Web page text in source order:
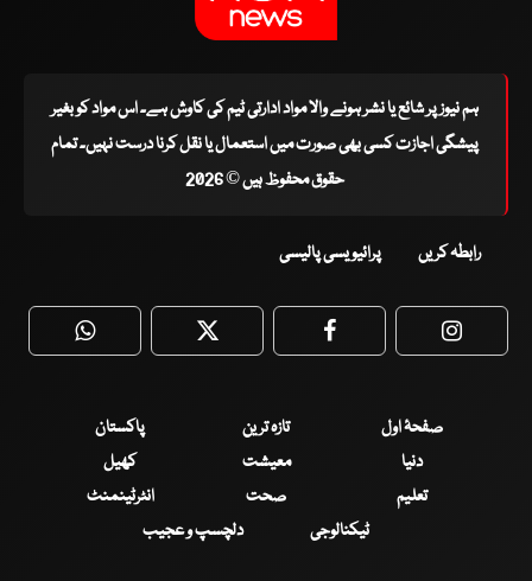
ہم نیوز پر شائع یا نشر ہونے والا مواد ادارتی ٹیم کی کاوش ہے۔ اس مواد کو بغیر
پیشگی اجازت کسی بھی صورت میں استعمال یا نقل کرنا درست نہیں۔ تمام
حقوق محفوظ ہیں © 2026
رابطہ کریں پرائیویسی پالیسی
WhatsApp Twitter Facebook
صفحۂ اول تازہ ترین
پاکستان
دنیا
معیشت
کھیل
تعلیم
صحت
انٹرٹینمنٹ
ٹیکنالوجی
دلچسپ و عجیب